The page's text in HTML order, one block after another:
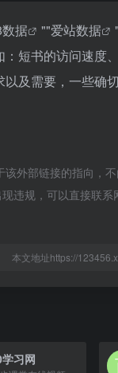
据 ""爱站数据
短书的访问速度
及需要，一些确
外部链接的指向，
违规，可以直接联系
本文地址https://
习网